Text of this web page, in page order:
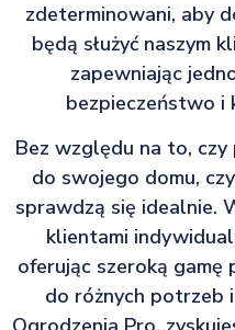
zdeterminowani, aby
będą służyć naszym
zapewniając
bezpieczeństwo i
Bez względu na to,
do swojego domu,
sprawdzą się idealnie.
klientami
oferując szeroką
do różnych potrzeb